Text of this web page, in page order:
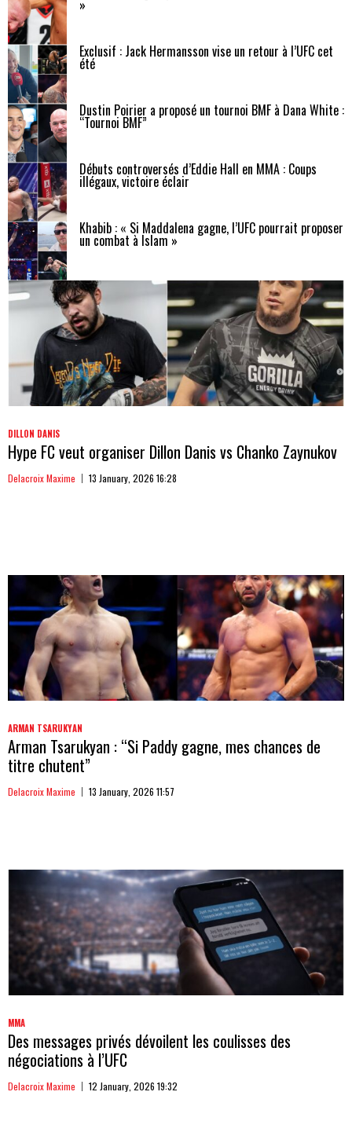
»
Exclusif : Jack Hermansson vise un retour à l’UFC cet
été
Dustin Poirier a proposé un tournoi BMF à Dana White :
“Tournoi BMF”
Débuts controversés d’Eddie Hall en MMA : Coups
illégaux, victoire éclair
Khabib : « Si Maddalena gagne, l’UFC pourrait proposer
un combat à Islam »
DILLON DANIS
Hype FC veut organiser Dillon Danis vs Chanko Zaynukov
Delacroix Maxime 13 January, 2026 16:28
ARMAN TSARUKYAN
Arman Tsarukyan : “Si Paddy gagne, mes chances de
titre chutent”
Delacroix Maxime 13 January, 2026 11:57
MMA
Des messages privés dévoilent les coulisses des
négociations à l’UFC
Delacroix Maxime 12 January, 2026 19:32